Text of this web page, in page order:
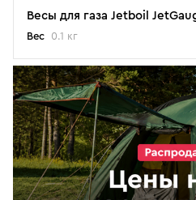
Весы для газа Jetboil
Вес 0.1 кг